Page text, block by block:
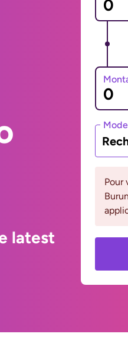
latest
Pour